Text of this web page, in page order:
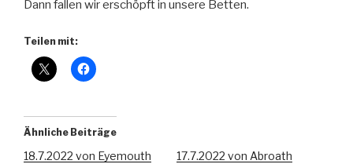
Dann fallen wir erschöpft in unsere Betten.
Teilen mit:
Ähnliche Beiträge
18.7.2022 von Eyemouth
17.7.2022 von Abroath